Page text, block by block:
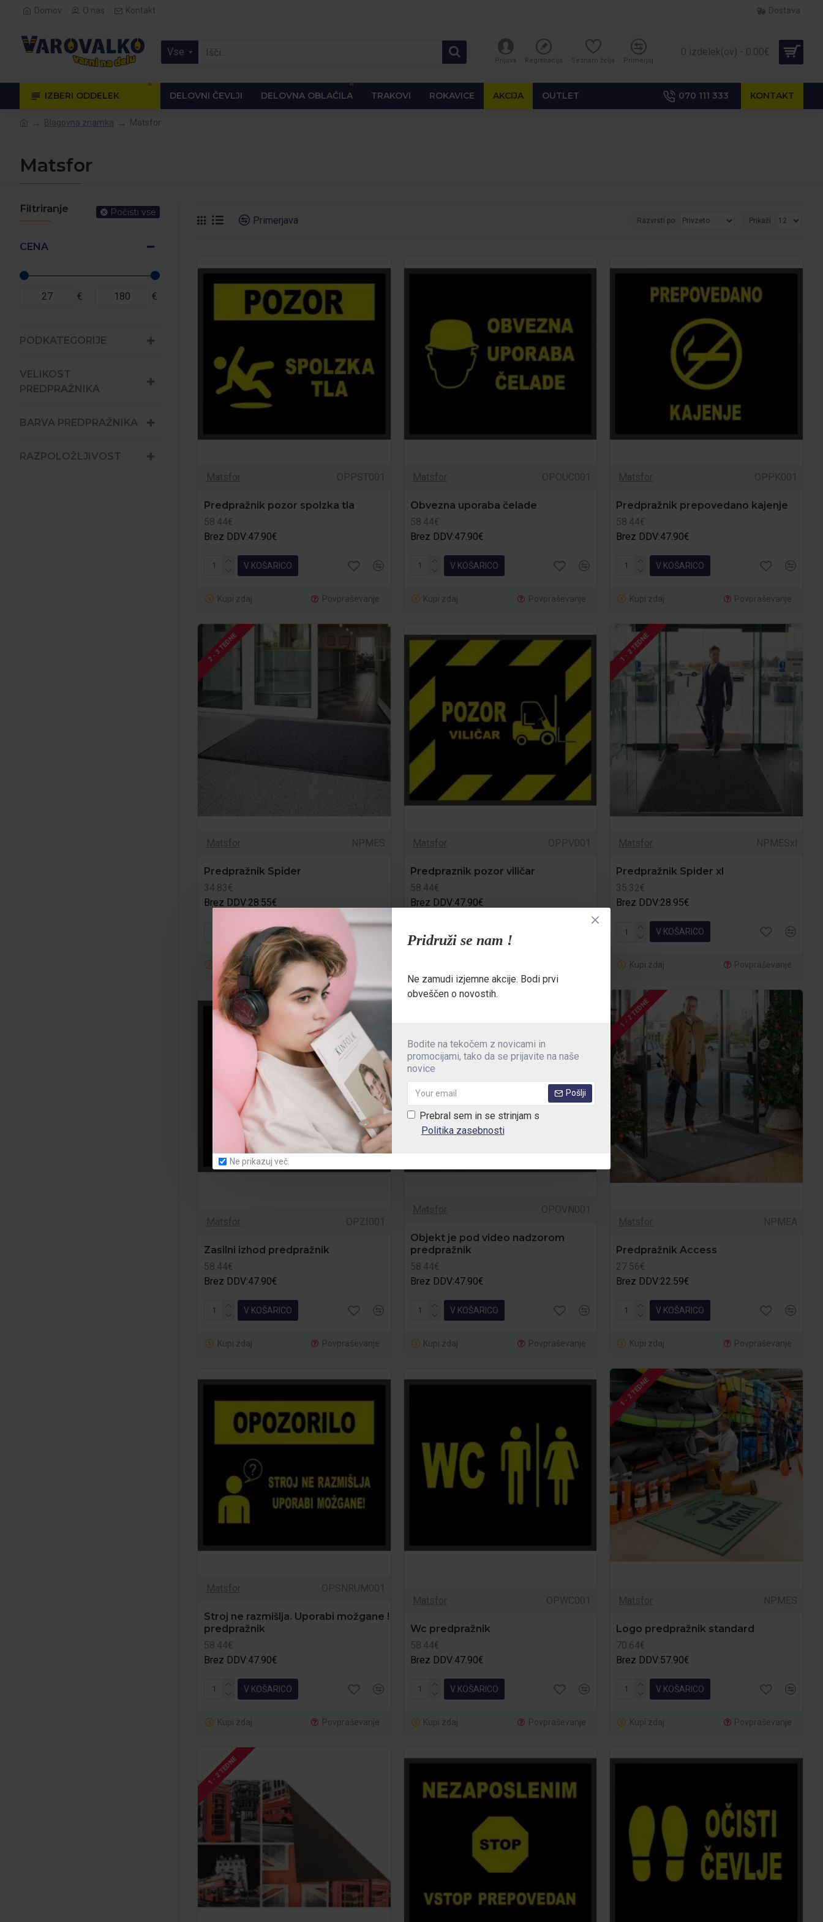
Pridruži se nam !
Ne zamudi izjemne akcije. Bodi prvi
obveščen o novostih.
Bodite na tekočem z novicami in
promocijami, tako da se prijavite na naše
novice
Pošlji
Prebral sem in se strinjam s
Politika zasebnosti
Ne prikazuj več.
Domov O nas Kontakt Dostava
Vse
Prijava Registracija Seznam želja Primerjaj
0 izdelek(ov) - 0.00€
IZBERI ODDELEK
🔥
DELOVNI ČEVLJI DELOVNA OBLAČILA
🔥
TRAKOVI ROKAVICE AKCIJA OUTLET 070 111 333 KONTAKT
Blagovna znamka Matsfor
Matsfor
Filtriranje Počisti vse
CENA
€ €
PODKATEGORIJE
VELIKOST
PREDPRAŽNIKA
BARVA PREDPRAŽNIKA
RAZPOLOŽLJIVOST
Primerjava Razvrsti po Prikaži
Matsfor OPPST001
Predpražnik pozor spolzka tla
58.44€
Brez DDV:47.90€
V KOŠARICO
Kupi zdaj Povpraševanje
Matsfor OPOUC001
Obvezna uporaba čelade
58.44€
Brez DDV:47.90€
V KOŠARICO
Kupi zdaj Povpraševanje
Matsfor OPPK001
Predpražnik prepovedano kajenje
58.44€
Brez DDV:47.90€
V KOŠARICO
Kupi zdaj Povpraševanje
2 - 3 TEDNE
Matsfor NPMES
Predpražnik Spider
34.83€
Brez DDV:28.55€
V KOŠARICO
Kupi zdaj Povpraševanje
Matsfor OPPV001
Predpraznik pozor viličar
58.44€
Brez DDV:47.90€
1 - 2 TEDNE
Matsfor NPMESxl
Predpražnik Spider xl
35.32€
Brez DDV:28.95€
V KOŠARICO
Kupi zdaj Povpraševanje
Matsfor OPZI001
Zasilni izhod predpražnik
58.44€
Brez DDV:47.90€
V KOŠARICO
Kupi zdaj Povpraševanje
Matsfor OPOVN001
Objekt je pod video nadzorom
predpražnik
58.44€
Brez DDV:47.90€
V KOŠARICO
Kupi zdaj Povpraševanje
1 - 2 TEDNE
Matsfor NPMEA
Predpražnik Access
27.56€
Brez DDV:22.59€
V KOŠARICO
Kupi zdaj Povpraševanje
Matsfor OPSNRUM001
Stroj ne razmišlja. Uporabi možgane !
predpražnik
58.44€
Brez DDV:47.90€
V KOŠARICO
Kupi zdaj Povpraševanje
Matsfor OPWC001
Wc predpražnik
58.44€
Brez DDV:47.90€
V KOŠARICO
Kupi zdaj Povpraševanje
1 - 2 TEDNE
Matsfor NPMES
Logo predpražnik standard
70.64€
Brez DDV:57.90€
V KOŠARICO
Kupi zdaj Povpraševanje
1 - 2 TEDNE